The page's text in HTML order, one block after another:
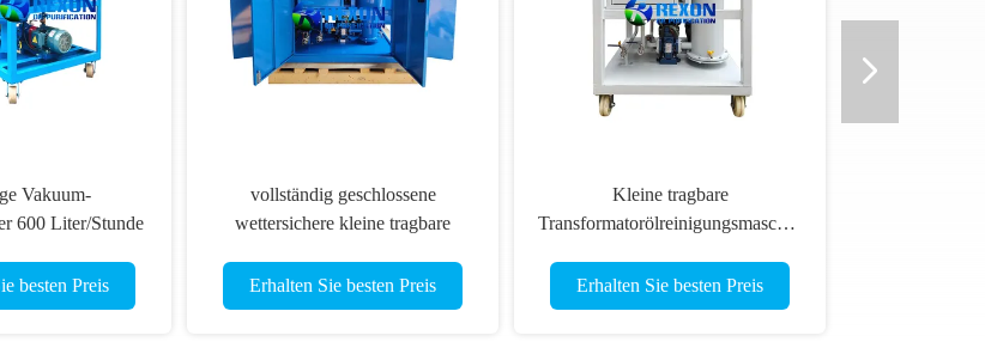
Vakuum-
600 Liter/Stunde
besten Preis
vollständig geschlossene
wettersichere kleine tragbare
Erhalten Sie besten Preis
Kleine tragbare
Transformatorölreinigungsmaschine
Entgasung
Erhalten Sie besten Preis